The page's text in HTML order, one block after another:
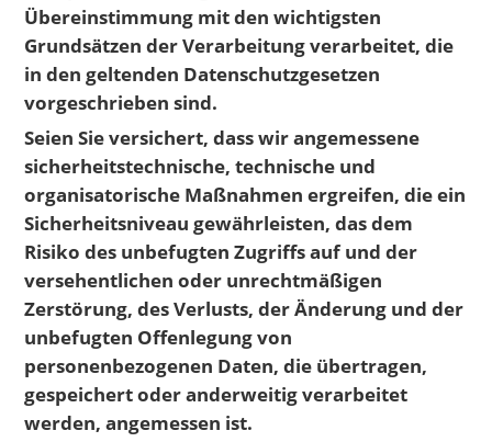
Übereinstimmung mit den wichtigsten
Grundsätzen der Verarbeitung verarbeitet, die
in den geltenden Datenschutzgesetzen
vorgeschrieben sind.
Seien Sie versichert, dass wir angemessene
sicherheitstechnische, technische und
organisatorische Maßnahmen ergreifen, die ein
Sicherheitsniveau gewährleisten, das dem
Risiko des unbefugten Zugriffs auf und der
versehentlichen oder unrechtmäßigen
Zerstörung, des Verlusts, der Änderung und der
unbefugten Offenlegung von
personenbezogenen Daten, die übertragen,
gespeichert oder anderweitig verarbeitet
werden, angemessen ist.